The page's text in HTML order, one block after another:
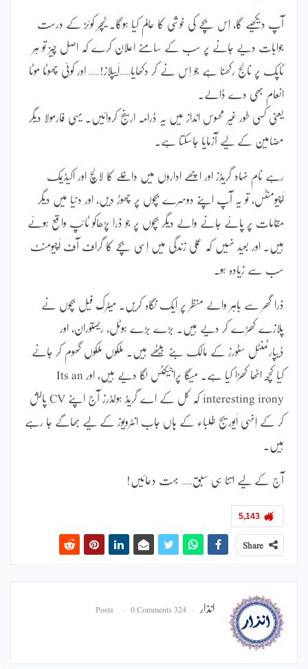
آپ دیکھیے گا، اِس بچے کی خوشی کا عالم کیا ہوگا۔ ٹیچر کوئز کے درست
جوابات دیے جانے پر سب کے سامنے اعلان کرے کہ اصل چیز تو ہر
ٹاپک پر نالج رکھنا ہے جو اِس نے کر دکھایا……اَیپلاز!…… اور کوئی چھوٹا موٹا
انعام بھی دے ڈالے۔
یعنی کسی طور غیر محسوس انداز میں یہ ڈرامہ ارینج کروائیں۔ یہی فارمولا دیگر
مضامین کے لیے آزمایا جاسکتا ہے۔
رہے نام نہاد گریڈز اور اچھے اداروں میں داخلے کا لالچ اور اکیڈیمک
اَچیومنٹس، تو یہ آپ اپنے دوسرے بچوں پر چھوڑ دیں، اور دنیا میں دیگر
مقامات پر پائے جانے والے دیگر بچوں پر جو ذرا پڑھاکو ٹائپ واقع ہوئے
ہیں۔ اور بعید نہیں کہ عملی زندگی میں اِسی بچے کا گراف آف اَچیومنٹ
سب سے زیادہ ہو۔
ذرا گھر سے باہر والے منظر پر ایک نگاہ کریں۔ میٹرک فیل بچوں نے
پلازے کھڑے کر دیے ہیں۔ بڑے بڑے ہوٹل، ریستوران، اور
ڈیپارٹمنٹل سٹورز کے مالک بنے بیٹھے ہیں۔ ملکوں ملکوں گھوم کر جانے
کیا کچھ اٹھا کھڑا کیا ہے۔ میگا پراجیکٹس لگا دیے ہیں، اور Its an
interesting irony کہ کل کے اے گریڈ ہولڈرز آج اپنے CV پالش
کر کے اِنہی اَیوریج طلباء کے ہاں جاب انٹرویوز کے لیے بھاگے جا رہے
ہیں۔
آج کے لیے اتنا ہی سبق…… بہت دعائیں!
5,143
Share
انذار 324 Posts
0 Comments